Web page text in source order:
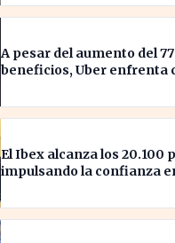
A pesar del aumento del
beneficios, Uber enfrenta
El Ibex alcanza los 20.100
impulsando la confianza